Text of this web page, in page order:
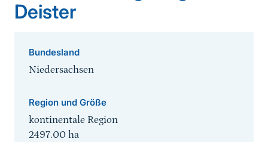
Deister
Bundesland
Niedersachsen
Region und Größe
kontinentale Region
2497.00 ha